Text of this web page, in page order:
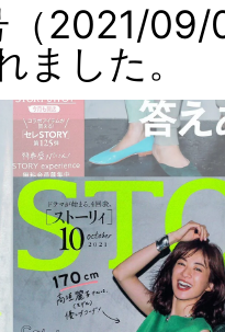
（2021/
ました。